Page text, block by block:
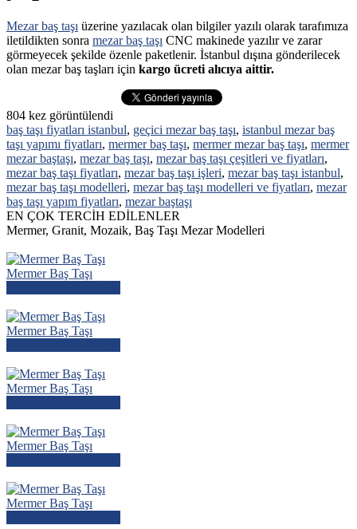
Mezar baş taşı üzerine yazılacak olan bilgiler yazılı olarak tarafımıza
iletildikten sonra mezar baş taşı CNC makinede yazılır ve zarar
görmeyecek şekilde özenle paketlenir. İstanbul dışına gönderilecek
olan mezar baş taşları için kargo ücreti alıcıya aittir.
804 kez görüntülendi
baş taşı fiyatları istanbul, geçici mezar baş taşı, istanbul mezar baş
taşı yapımı fiyatları, mermer baş taşı, mermer mezar baş taşı, mermer
mezar baştaşı, mezar baş taşı, mezar baş taşı çeşitleri ve fiyatları,
mezar baş taşı fiyatları, mezar baş taşı işleri, mezar baş taşı istanbul,
mezar baş taşı modelleri, mezar baş taşı modelleri ve fiyatları, mezar
baş taşı yapım fiyatları, mezar baştaşı
EN ÇOK TERCİH EDİLENLER
Mermer, Granit, Mozaik, Baş Taşı Mezar Modelleri
Mermer Baş Taşı
Mermer Baş Taşı
Mermer Baş Taşı
Mermer Baş Taşı
Mermer Baş Taşı